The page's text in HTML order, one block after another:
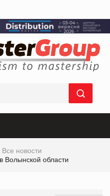
Все новости
Волынской области